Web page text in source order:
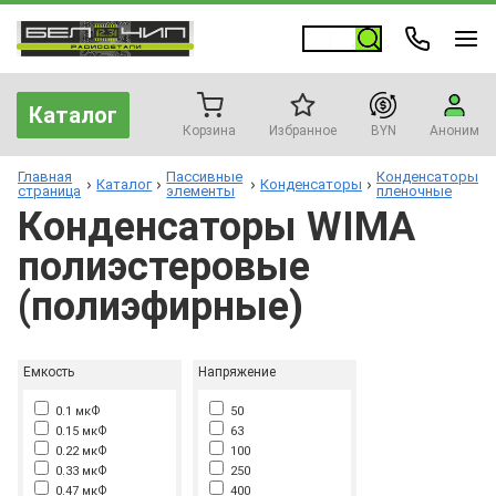
Каталог
Корзина Избранное BYN Аноним
Главная
страница
Каталог
Пассивные
элементы
Конденсаторы
Конденсаторы
пленочные
Конденсаторы WIMA
полиэстеровые
(полиэфирные)
Емкость
0.1 мкФ
0.15 мкФ
0.22 мкФ
0.33 мкФ
0.47 мкФ
Напряжение
50
63
100
250
400